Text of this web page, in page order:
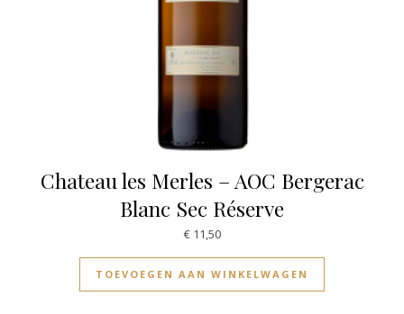
Chateau les Merles – AOC Bergerac
Blanc Sec Réserve
€11,50
TOEVOEGEN AAN WINKELWAGEN